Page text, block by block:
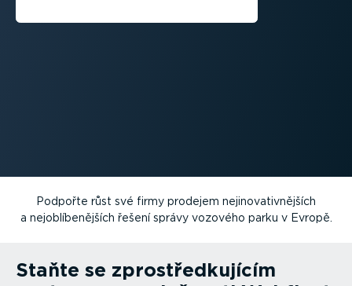
Podpořte růst své firmy prodejem nejino­va­tiv­nějších
a nejob­lí­be­nějších řešení správy vozového parku v Evropě.
Staňte se zprostřed­ku­jícím